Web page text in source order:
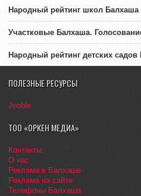
Народный рейтинг школ Балхаша
Участковые Балхаша.
Народный рейтинг детских
ПОЛЕЗНЫЕ РЕСУРСЫ
Jooble
ТОО «ОРКЕН МЕДИА»
Контакты
О нас
Реклама в Балхаше
Реклама на сайте
Телефоны Балхаша